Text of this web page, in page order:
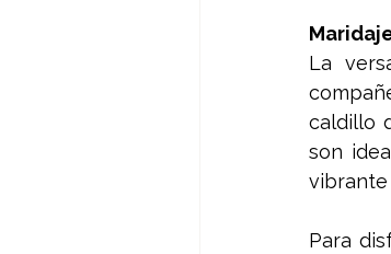
La
caldillo
son
vibrante
Para